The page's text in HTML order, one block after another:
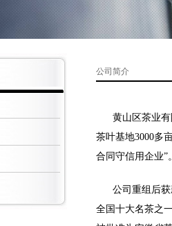
公司简介
黄山区茶业有
茶叶基地3000多
合同守信用企业”
公司重组后获
全国十大名茶之一